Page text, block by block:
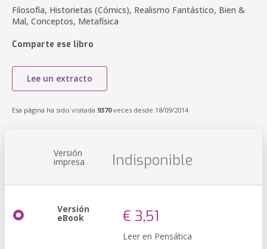
Filosofía, Historietas (Cómics), Realismo Fantástico, Bien &
Mal, Conceptos, Metafísica
Comparte ese libro
Lee un extracto
Esa página ha sido visitada 9370veces desde 18/09/2014
Versión
impresa Indisponible
Versión
eBook € 3,51
Leer en Pensática